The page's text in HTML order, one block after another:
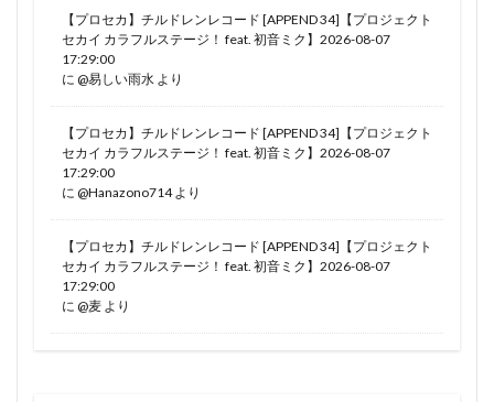
【プロセカ】チルドレンレコード [APPEND 34]【プロジェクト
セカイ カラフルステージ！ feat. 初音ミク】2026-08-07
17:29:00
に @易しい雨水 より
【プロセカ】チルドレンレコード [APPEND 34]【プロジェクト
セカイ カラフルステージ！ feat. 初音ミク】2026-08-07
17:29:00
に @Hanazono714より
【プロセカ】チルドレンレコード [APPEND 34]【プロジェクト
セカイ カラフルステージ！ feat. 初音ミク】2026-08-07
17:29:00
に @麦 より